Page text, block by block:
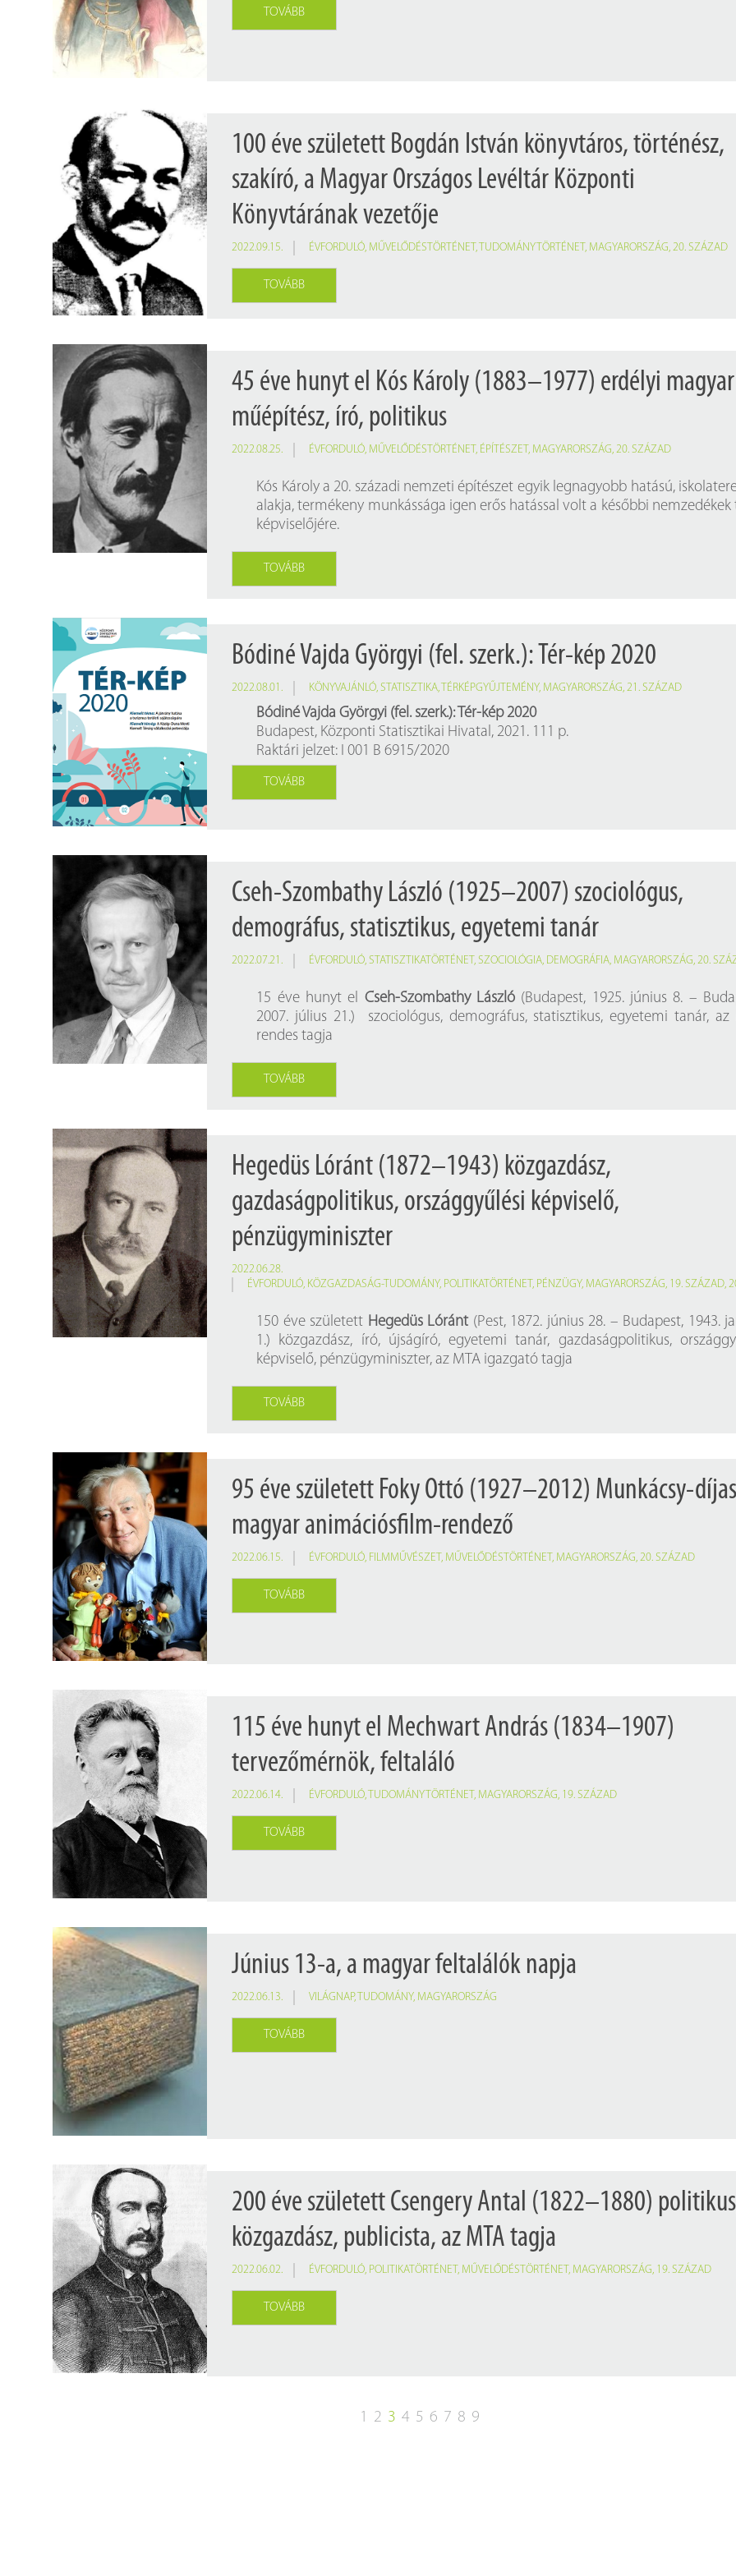
Findura Imre-díszoklevéllel kitüntetett kollégáink
Galéria
Pályázatok
Közérdekű adatok
Online katalógus
TOVÁBB
100 éve született Bogdán István könyvtáros, történész,
szakíró, a Magyar Országos Levéltár Központi
Könyvtárának vezetője
2022.09.15. ÉVFORDULÓ, MŰVELŐDÉSTÖRTÉNET, TUDOMÁNYTÖRTÉNET, MAGYARORSZÁG,20. SZÁZAD
TOVÁBB
45 éve hunyt el Kós Károly (1883–1977) erdélyi magyar
műépítész, író, politikus
2022.08.25. ÉVFORDULÓ, MŰVELŐDÉSTÖRTÉNET, ÉPÍTÉSZET, MAGYARORSZÁG,20. SZÁZAD
Kós Károly a 20. századi nemzeti építészet egyik legnagyobb hatású,
alakja, termékeny munkássága igen erős hatással volt a későbbi
képviselőjére.
TOVÁBB
Bódiné Vajda Györgyi (fel. szerk.): Tér-kép 2020
2022.08.01. KÖNYVAJÁNLÓ,STATISZTIKA, TÉRKÉPGYŰJTEMÉNY, MAGYARORSZÁG,21. SZÁZAD
Bódiné Vajda Györgyi (fel. szerk.): Tér-kép 2020
Budapest, Központi Statisztikai Hivatal, 2021. 111 p.
Raktári jelzet: I 001 B 6915/2020
TOVÁBB
Cseh-Szombathy László (1925–2007) szociológus,
demográfus, statisztikus, egyetemi tanár
2022.07.21. ÉVFORDULÓ,STATISZTIKATÖRTÉNET,SZOCIOLÓGIA, DEMOGRÁFIA, MAGYARORSZÁG,20.
15 éve hunyt el Cseh-Szombathy László(Budapest, 1925. június 8. –
2007. július 21.) szociológus, demográfus, statisztikus, egyetemi tanár, az
rendes tagja
TOVÁBB
Hegedüs Lóránt (1872–1943) közgazdász,
gazdaságpolitikus, országgyűlési képviselő,
pénzügyminiszter
2022.06.28.
ÉVFORDULÓ, KÖZGAZDASÁG-TUDOMÁNY, POLITIKATÖRTÉNET, PÉNZÜGY, MAGYARORSZÁG, 19. SZÁZAD,
150 éve született Hegedüs Lóránt (Pest, 1872. június 28. – Budapest, 1943.
1.) közgazdász, író, újságíró, egyetemi tanár, gazdaságpolitikus,
képviselő, pénzügyminiszter, az MTA igazgató tagja
TOVÁBB
95 éve született Foky Ottó (1927–2012) Munkácsy-díjas
magyar animációsfilm-rendező
2022.06.15. ÉVFORDULÓ, FILMMŰVÉSZET, MŰVELŐDÉSTÖRTÉNET, MAGYARORSZÁG,20. SZÁZAD
TOVÁBB
115 éve hunyt el Mechwart András (1834–1907)
tervezőmérnök, feltaláló
2022.06.14. ÉVFORDULÓ, TUDOMÁNYTÖRTÉNET, MAGYARORSZÁG, 19. SZÁZAD
TOVÁBB
Június 13-a, a magyar feltalálók napja
2022.06.13. VILÁGNAP, TUDOMÁNY, MAGYARORSZÁG
TOVÁBB
200 éve született Csengery Antal (1822–1880)
közgazdász, publicista, az MTA tagja
2022.06.02. ÉVFORDULÓ, POLITIKATÖRTÉNET, MŰVELŐDÉSTÖRTÉNET, MAGYARORSZÁG, 19. SZÁZAD
TOVÁBB
1 2 3 4 5 6 7 8 9